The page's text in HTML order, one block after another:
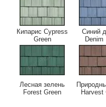
Кипарис Cypress
Green
Синий
Denim
Лесная зелень
Forest Green
Harvest